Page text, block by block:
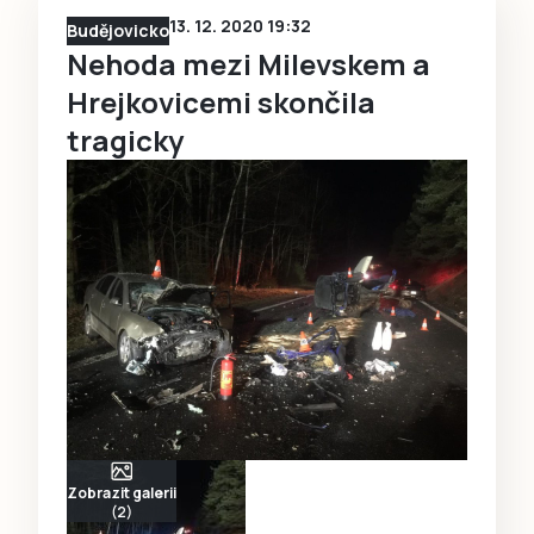
Ještě nemám účet, chci se
Budějovicko13. 12. 2020 19:32
Nehoda mezi Milevskem a
Hrejkovicemi skončila
tragicky
Zobrazit galerii
(2)